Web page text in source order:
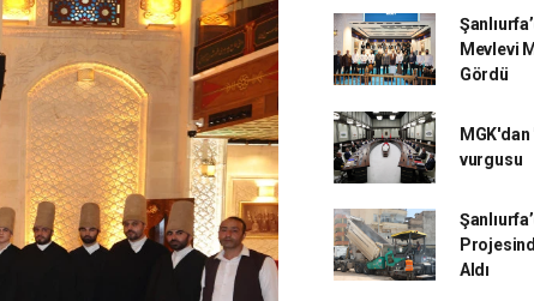
Mevlevi
Gördü
vurgusu
Aldı